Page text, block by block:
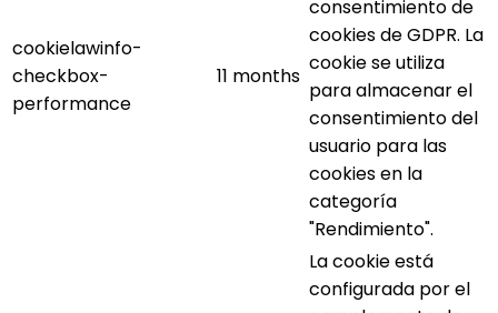
cookielawinfo-
checkbox-
performance
11 months
consentimiento de
cookies de GDPR. La
cookie se utiliza
para almacenar el
consentimiento del
usuario para las
cookies en la
categoría
"Rendimiento".
La cookie está
configurada por el